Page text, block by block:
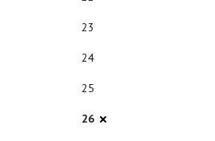
23
24
25
26